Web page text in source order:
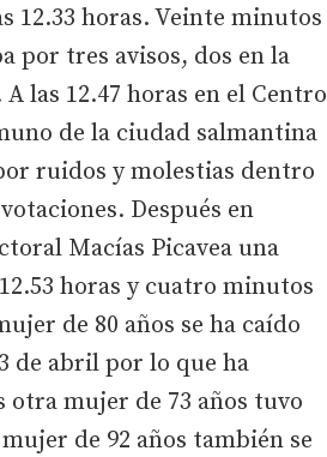
12.33 horas. Veinte minutos
por tres avisos, dos en la
las 12.47 horas en el Centro
de la ciudad salmantina
ruidos y molestias dentro
Después en
Macías Picavea una
horas y cuatro minutos
de 80 años se ha caído
de abril por lo que ha
otra mujer de 73 años tuvo
de 92 años también se